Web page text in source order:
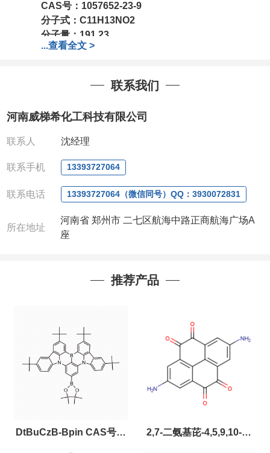
CAS号： 1057652-23-9
分子式： C11H13NO2
分子量： 191.23
包装：1Mg ; 5Mg;10Mg ;100Mg;250Mg ;500Mg
我司对高校及科研单位先发货和
作中有用到的试剂,欢迎前来询购,如若出现质量问题,
63377391/13393727064
QQ:3930072831
联系人: 沈晓东(欢迎致电,或QQ、微信联系)
...查看全文 >
联系我们
河南威梯希化工科技有限公司
联系人 沈经理
联系手机 13393727064
联系电话 13393727064（微信同号）QQ：3930072831
所在地址
河南省 郑州市 二七区航海中路正商航海广场A
座
推荐产品
DtBuCzB-Bpin CAS号： 2,7-二氨基芘-4,5,9,10-四